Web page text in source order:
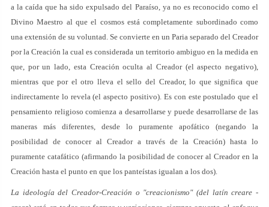
a la caída que ha sido expulsado del Paraíso, ya no es reconocido como el
Divino Maestro al que el cosmos está completamente subordinado como
una extensión de su voluntad. Se convierte en un Paria separado del Creador
por la Creación la cual es considerada un territorio ambiguo en la medida en
que, por un lado, esta Creación oculta al Creador (el aspecto negativo),
mientras que por el otro lleva el sello del Creador, lo que significa que
indirectamente lo revela (el aspecto positivo). Es con este postulado que el
pensamiento religioso comienza a desarrollarse y puede desarrollarse de las
maneras más diferentes, desde lo puramente apofático (negando la
posibilidad de conocer al Creador a través de la Creación) hasta lo
puramente catafático (afirmando la posibilidad de conocer al Creador en la
Creación hasta el punto en que los panteístas igualan a los dos).
La ideología del Creador-Creación o "creacionismo" (del latín creare -